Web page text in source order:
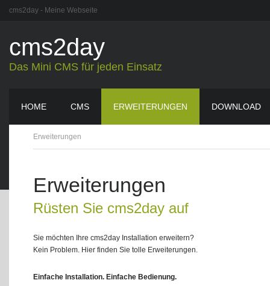
cms2day - Meine Webseite
cms2day
Das Mini CMS für jeden Einsatz
HOME CMS ERWEITERUNGEN DOWNLOAD
Erweiterungen
Erweiterungen
Rüsten Sie cms2day auf
Sie möchten Ihre cms2day Installation erweitern?
Kein Problem. Hier finden Sie tolle Erweiterungen.
Einfache Installation. Einfache Bedienung.